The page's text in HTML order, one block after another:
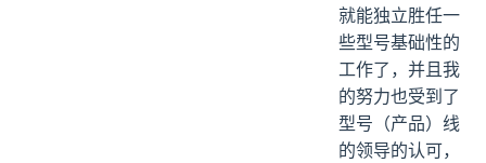
就能独立胜任一
些型号基础性的
工作了，并且我
的努力也受到了
型号（产品）线
的领导的认可，